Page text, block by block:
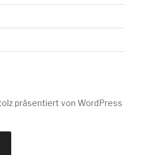
präsentiert von WordPress